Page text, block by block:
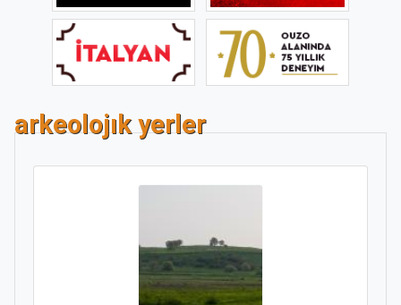
arkeolojık yerler